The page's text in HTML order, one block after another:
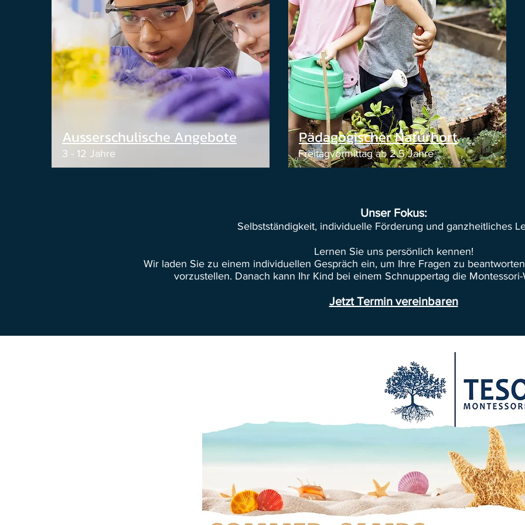
Ausserschulische Angebote
3 - 12 Jahre
Pädagogischer Naturhort
Freitagvormittag ab 2.5 Jahre
Unser Fokus:
Selbstständigkeit, individuelle Förderung und ganzheitliches
Lernen Sie uns persönlich kennen!
Wir laden Sie zu einem individuellen Gespräch ein, um Ihre Fragen zu
vorzustellen. Danach kann Ihr Kind bei einem Schnuppertag die
Jetzt Termin vereinbaren